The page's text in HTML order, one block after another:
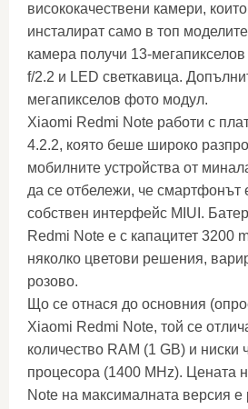
висококачествени камери,
инсталират само в топ
камера получи 13-
f/2.2 и LED светкавица.
мегапикселов фото модул.
Xiaomi Redmi Note работи с
4.2.2, която беше широко
мобилните устройства от
да се отбележи, че смартфонът
собствен интерфейс MIUI.
Redmi Note е с капацитет 3200
няколко цветови решения,
розово.
Що се отнася до основния
Xiaomi Redmi Note, той се
количество RAM (1 GB) и ниски
процесора (1400 MHz). Цената
Note на максималната версия е